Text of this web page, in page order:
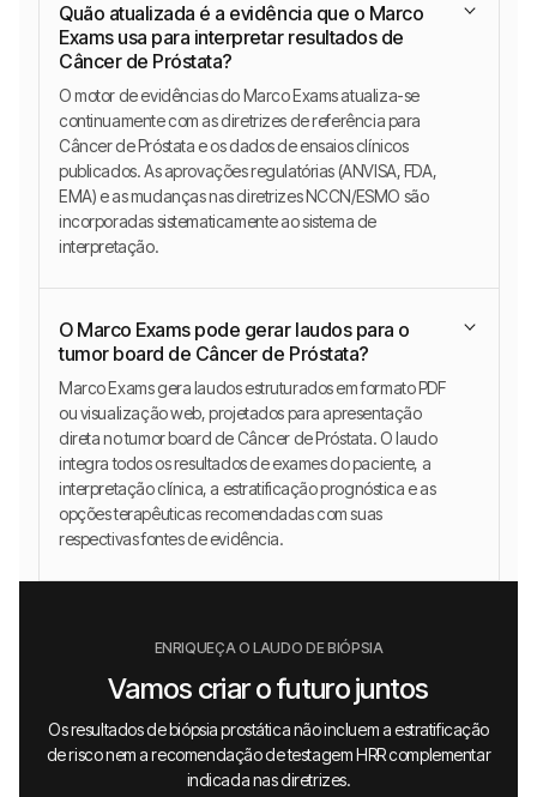
Quão atualizada é a evidência que o Marco
Exams usa para interpretar resultados de
Câncer de Próstata?
O motor de evidências do Marco Exams atualiza-se
continuamente com as diretrizes de referência para
Câncer de Próstata e os dados de ensaios clínicos
publicados. As aprovações regulatórias (ANVISA, FDA,
EMA) e as mudanças nas diretrizes NCCN/ESMO são
incorporadas sistematicamente ao sistema de
interpretação.
O Marco Exams pode gerar laudos para o
tumor board de Câncer de Próstata?
Marco Exams gera laudos estruturados em formato PDF
ou visualização web, projetados para apresentação
direta no tumor board de Câncer de Próstata. O laudo
integra todos os resultados de exames do paciente, a
interpretação clínica, a estratificação prognóstica e as
opções terapêuticas recomendadas com suas
respectivas fontes de evidência.
ENRIQUEÇA O LAUDO DE BIÓPSIA
Vamos criar o futuro juntos
Os resultados de biópsia prostática não incluem a estratificação
de risco nem a recomendação de testagem HRR complementar
indicada nas diretrizes.